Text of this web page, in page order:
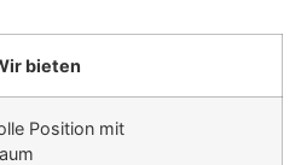
bieten
Position mit